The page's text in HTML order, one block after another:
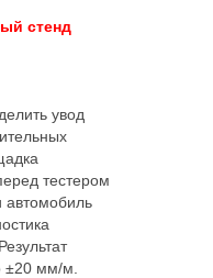
стенд
увод
тестером
автомобиль
±20 мм/м.